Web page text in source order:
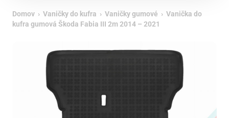
Domov › Vaničky do kufra › Vaničky gumové › Vanička do
kufra gumová Škoda Fabia III 2m 2014 – 2021